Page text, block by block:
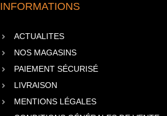
INFORMATIONS
ACTUALITES
NOS MAGASINS
PAIEMENT SÉCURISÉ
LIVRAISON
MENTIONS LÉGALES